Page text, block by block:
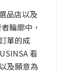
品店以及
輪廓中，
單的成
看
及願意為